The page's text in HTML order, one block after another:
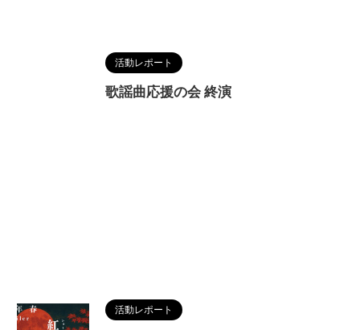
活動レポート
歌謡曲応援の会 終演
活動レポート